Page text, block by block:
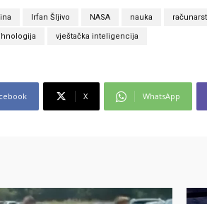
Irfan Šljivo NASA nauka
vještačka inteligencija
X WhatsApp